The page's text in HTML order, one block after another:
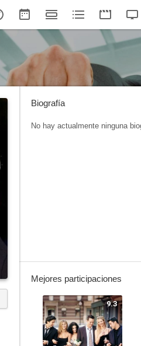
Biografía
No hay actualmente ninguna
Mejores participaciones
9.3